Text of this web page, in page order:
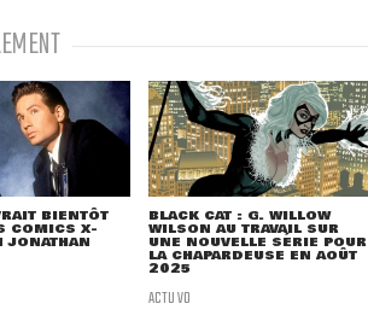
BIENTÔT
COMICS X-
JONATHAN
BLACK CAT : G. WILLOW
WILSON AU TRAVAIL SUR
UNE NOUVELLE SÉRIE POUR
LA CHAPARDEUSE EN AOÛT
2025
ACTU VO